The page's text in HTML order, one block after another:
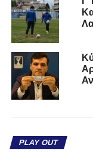
PLAY OUT